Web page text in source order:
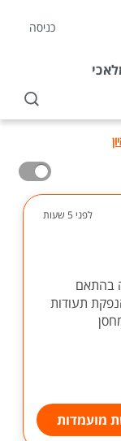
כניסה
לפני 5 שעות
בהתאם
תעודות
מועמדות